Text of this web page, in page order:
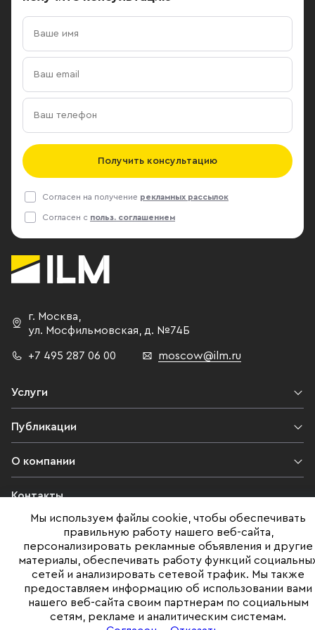
Получить консультацию
Согласен на получение рекламных рассылок
Согласен с польз. соглашением
г. Москва,
ул. Мосфильмовская, д. №74Б
+7 495 287 06 00 moscow@ilm.ru
Услуги
Публикации
О компании
Контакты
Юридическая информация
©ILM 2009-2026. Все права защищены
Представленная на сайте информация, в т.ч. стоимости объектов,
носит информационный характер
и не является публичной офертой. Условия продажи объекта могут
Мы используем файлы cookie, чтобы обеспечивать
правильную работу нашего веб-сайта,
персонализировать рекламные объявления и другие
материалы, обеспечивать работу функций
сетей и анализировать сетевой трафик. Мы также
предоставляем информацию об использовании вами
нашего веб-сайта своим партнерам по социальным
сетям, рекламе и аналитическим системам.